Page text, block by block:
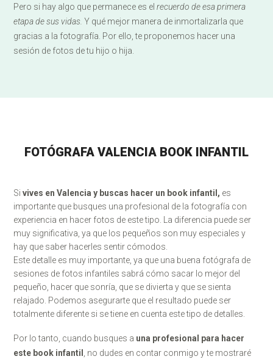
Pero si hay algo que permanece es elrecuerdo de esa primera
etapa de sus vidas. Y qué mejor manera de inmortalizarla que
gracias a la fotografía. Por ello, te proponemos hacer una
sesión de fotos de tu hijo o hija.
FOTÓGRAFA VALENCIA BOOK INFANTIL
Sivives en Valencia y buscas hacer un book infantil , es
importante que busques una profesional de la fotografía con
experiencia en hacer fotos de este tipo. La diferencia puede ser
muy significativa, ya que los pequeños son muy especiales y
hay que saber hacerles sentir cómodos.
Este detalle es muy importante, ya que una buena fotógrafa de
sesiones de fotos infantiles sabrá cómo sacar lo mejor del
pequeño, hacer que sonría, que se divierta y que se sienta
relajado. Podemos asegurarte que el resultado puede ser
totalmente diferente si se tiene en cuenta este tipo de detalles.
Por lo tanto, cuando busques a una profesional para hacer
este book infantil , no dudes en contar conmigo y te mostraré